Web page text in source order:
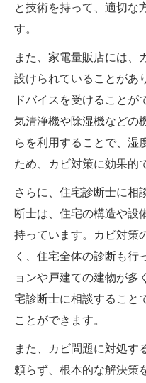
と技術を持って、適切な
す。
また、家電量販店には、
設けられていることがあ
ドバイスを受けることが
気清浄機や除湿機などの
らを利用することで、湿
ため、カビ対策に効果的
さらに、住宅診断士に相
断士は、住宅の構造や設
持っています。カビ対策
く、住宅全体の診断も行
ョンや戸建ての建物が多
宅診断士に相談すること
ことができます。
また、カビ問題に対処す
頼らず、根本的な解決策